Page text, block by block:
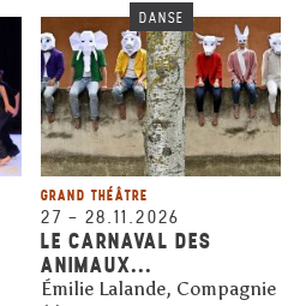
DANSE
GRAND THÉÂTRE
27 – 28.11.2026
LE CARNAVAL DES
ANIMAUX...
Émilie Lalande, Compagnie